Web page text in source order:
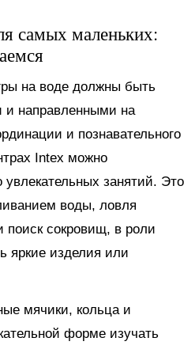
самых маленьких:
на воде должны быть
и направленными на
и познавательного
Intex можно
увлекательных занятий. Это
воды, ловля
сокровищ, в роли
яркие изделия или
мячики, кольца и
форме изучать